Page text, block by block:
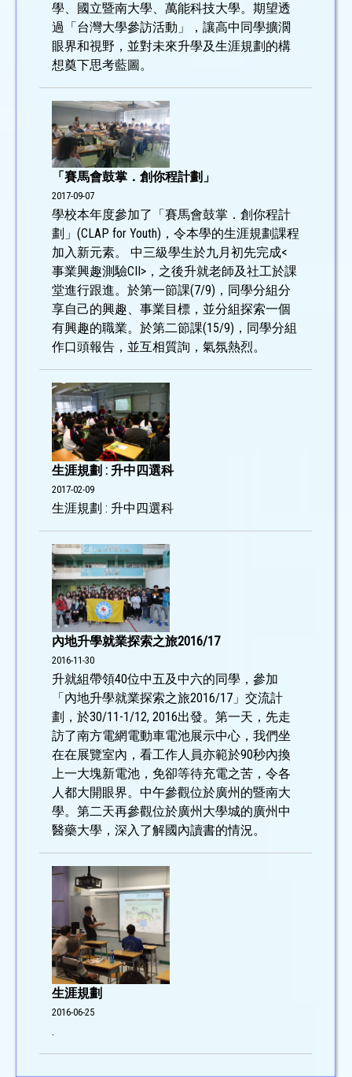
學、國立暨南大學、萬能科技大學。期望透
過「台灣大學參訪活動」，讓高中同學擴濶
眼界和視野，並對未來升學及生涯規劃的構
想奠下思考藍圖。
「賽馬會鼓掌．創你程計劃」
2017-09-07
學校本年度參加了「賽馬會鼓掌．創你程計
劃」(CLAP for Youth)，令本學的生涯規劃課程
加入新元素。 中三級學生於九月初先完成<
事業興趣測驗CII>，之後升就老師及社工於課
堂進行跟進。於第一節課(7/9)，同學分組分
享自己的興趣、事業目標，並分組探索一個
有興趣的職業。於第二節課(15/9)，同學分組
作口頭報告，並互相質詢，氣氛熱烈。
生涯規劃 : 升中四選科
2017-02-09
生涯規劃 : 升中四選科
內地升學就業探索之旅2016/17
2016-11-30
升就組帶領40位中五及中六的同學，參加
「內地升學就業探索之旅2016/17」交流計
劃，於30/11-1/12, 2016出發。第一天，先走
訪了南方電網電動車電池展示中心，我們坐
在在展覽室內，看工作人員亦範於90秒內換
上一大塊新電池，免卻等待充電之苦，令各
人都大開眼界。中午參觀位於廣州的暨南大
學。第二天再參觀位於廣州大學城的廣州中
醫藥大學，深入了解國內讀書的情況。
生涯規劃
2016-06-25
.